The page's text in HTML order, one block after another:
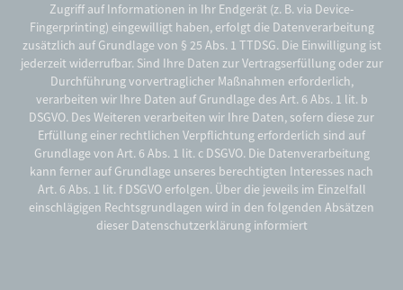
Zugriff auf Informationen in Ihr Endgerät (z. B. via Device-
Fingerprinting) eingewilligt haben, erfolgt die Datenverarbeitung
zusätzlich auf Grundlage von § 25 Abs. 1 TTDSG. Die Einwilligung ist
jederzeit widerrufbar. Sind Ihre Daten zur Vertragserfüllung oder zur
Durchführung vorvertraglicher Maßnahmen erforderlich,
verarbeiten wir Ihre Daten auf Grundlage des Art. 6 Abs. 1 lit. b
DSGVO. Des Weiteren verarbeiten wir Ihre Daten, sofern diese zur
Erfüllung einer rechtlichen Verpflichtung erforderlich sind auf
Grundlage von Art. 6 Abs. 1 lit. c DSGVO. Die Datenverarbeitung
kann ferner auf Grundlage unseres berechtigten Interesses nach
Art. 6 Abs. 1 lit. f DSGVO erfolgen. Über die jeweils im Einzelfall
einschlägigen Rechtsgrundlagen wird in den folgenden Absätzen
dieser Datenschutzerklärung informiert